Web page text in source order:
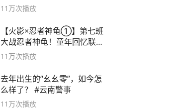
11万次播放
【火影×忍者神龟①】第七班
大战忍者神龟！童年回忆联动
论武？
11万次播放
去年出生的“幺幺零”，如今怎
么样了？ #云南警事
11万次播放